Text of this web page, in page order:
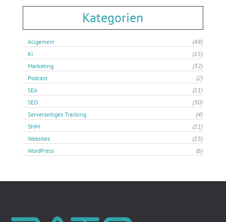
Kategorien
Allgemein
(48)
KI
(15)
Marketing
(32)
Podcast
(2)
SEA
(11)
SEO
(30)
Serverseitiges Tracking
(4)
SMM
(11)
Websites
(15)
WordPress
(6)